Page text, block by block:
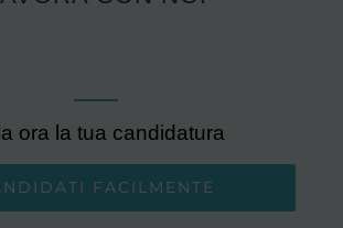
ora la tua candidatura
FACILMENTE